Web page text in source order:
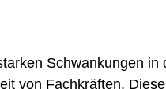
Schwankungen in
von Fachkräften.